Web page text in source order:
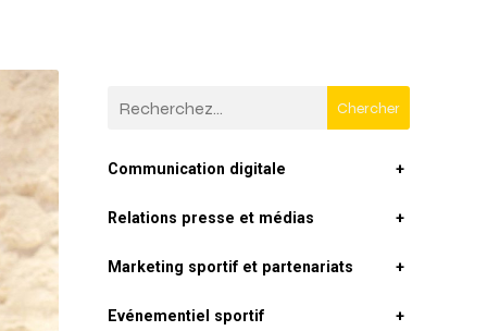
Chercher
Communication digitale +
Relations presse et médias +
Marketing sportif et partenariats +
Evénementiel sportif +